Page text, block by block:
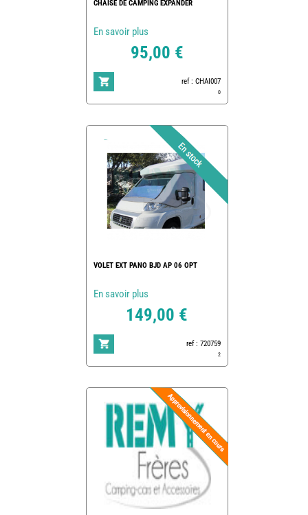
CHAISE DE CAMPING EXPANDER
En savoir plus
95,00 €
ref : CHAI007
0
VOLET EXT PANO BJD AP 06 OPT
En savoir plus
149,00 €
ref : 720759
2